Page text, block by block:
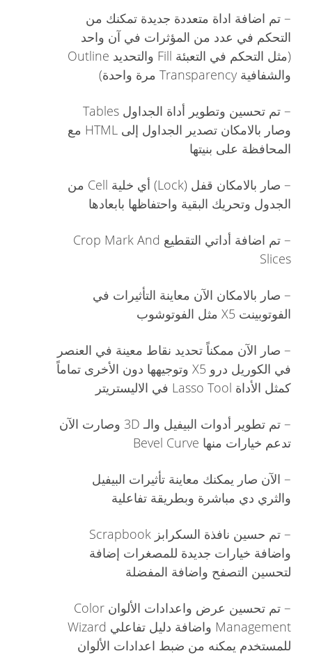
– تم اضافة اداة متعددة جديدة تمكنك من
التحكم في عدد من المؤثرات في آن واحد
(مثل التحكم في التعبئة Fill والتحديد Outline
والشفافية Transparency مرة واحدة)
–
تم تحسين وتطوير أداة الجداول Tables
وصار بالامكان تصدير الجداول إلى HTML مع
المحافظة على بنيتها
–
صار بالامكان قفل (Lock) أي خلية Cell من
الجدول وتحريك البقية واحتفاظها بابعادها
–
تم اضافة أداتي التقطيع Crop Mark And
Slices
– صار بالامكان الآن معاينة التأثيرات في
الفوتوبينت X5 مثل الفوتوشوب
– صار الآن ممكناً تحديد نقاط معينة في العنصر
في الكوريل درو X5 وتوجيهها دون الأخرى تماماً
كمثل الأداة Lasso Tool في الاليستريتر
–
تم تطوير أدوات البيفيل والـ 3D وصارت الآن
تدعم خيارات منها Bevel Curve
– الآن صار يمكنك معاينة تأثيرات البيفيل
والثري دي مباشرة وبطريقة تفاعلية
–
تم حسين نافذة السكرابز Scrapbook
واضافة خيارات جديدة للمصغرات إضافة
لتحسين التصفح واضافة المفضلة
–
تم تحسين عرض واعدادات الألوان Color
Management واضافة دليل تفاعلي Wizard
للمستخدم يمكنه من ضبط اعدادات الألوان